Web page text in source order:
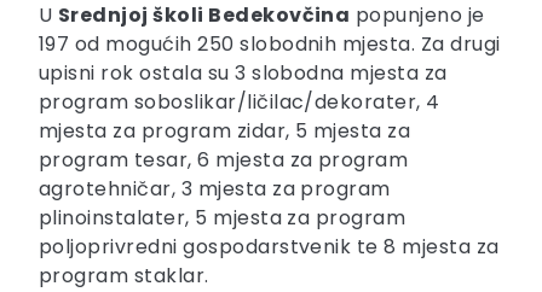
U Srednjoj školi Bedekovčina popunjeno je
197 od mogućih 250 slobodnih mjesta. Za drugi
upisni rok ostala su 3 slobodna mjesta za
program soboslikar/ličilac/dekorater, 4
mjesta za program zidar, 5 mjesta za
program tesar, 6 mjesta za program
agrotehničar, 3 mjesta za program
plinoinstalater, 5 mjesta za program
poljoprivredni gospodarstvenik te 8 mjesta za
program staklar.